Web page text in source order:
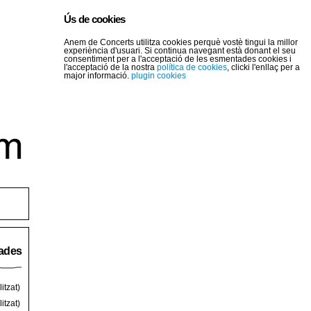
Ús de cookies
Anem de Concerts utilitza cookies perquè vostè tingui la millor
experiència d'usuari. Si continua navegant està donant el seu
consentiment per a l'acceptació de les esmentades cookies i
l'acceptació de la nostra política de cookies, clicki l'enllaç per a
major informació. plugin cookies